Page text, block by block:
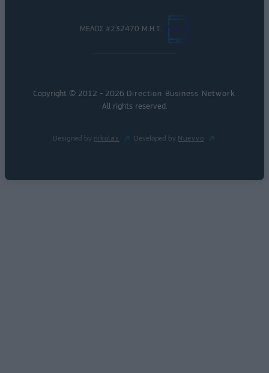
ΜΕΛΟΣ #232470 Μ.Η.Τ.
Copyright © 2012 - 2026 Direction Business Network
All rights reserved.
Designed by nikolas Developed by Nuevvo